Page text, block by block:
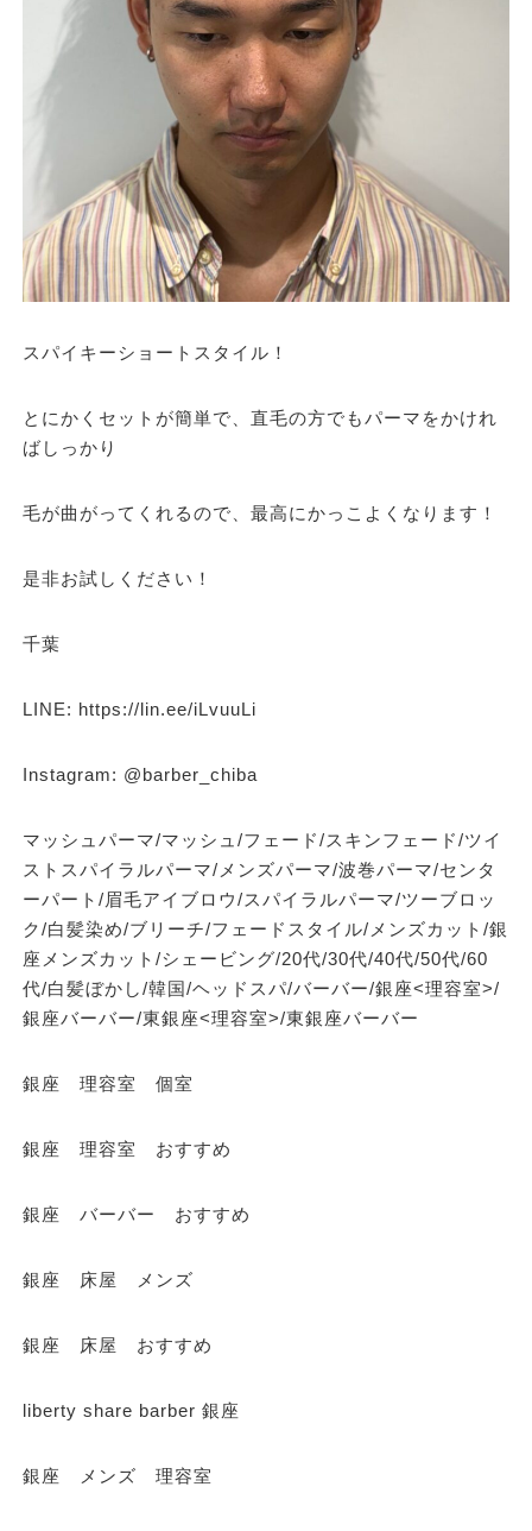
スパイキーショートスタイル！
とにかくセットが簡単で、直毛の方でもパーマをかけれ
ばしっかり
毛が曲がってくれるので、最高にかっこよくなります！
是非お試しください！
千葉
LINE: https://lin.ee/iLvuuLi
Instagram: @barber_chiba
マッシュパーマ/マッシュ/フェード/スキンフェード/ツイ
ストスパイラルパーマ/メンズパーマ/波巻パーマ/センタ
ーパート/眉毛アイブロウ/スパイラルパーマ/ツーブロッ
ク/白髪染め/ブリーチ/フェードスタイル/メンズカット/銀
座メンズカット/シェービング/20代/30代/40代/50代/60
代/白髪ぼかし/韓国/ヘッドスパ/バーバー/銀座<理容室>/
銀座バーバー/東銀座<理容室>/東銀座バーバー
銀座 理容室 個室
銀座 理容室 おすすめ
銀座 バーバー おすすめ
銀座 床屋 メンズ
銀座 床屋 おすすめ
liberty share barber 銀座
銀座 メンズ 理容室